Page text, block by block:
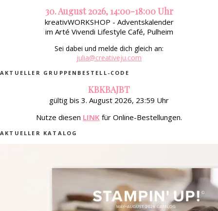
30. August 2026, 14:00-18:00 Uhr
kreativWORKSHOP - Adventskalender
im Arté Vivendi Lifestyle Café, Pulheim
Sei dabei und melde dich gleich an:
julia@creativeju.com
AKTUELLER GRUPPENBESTELL-CODE
KBKBAJBT
gültig bis 3. August 2026, 23:59 Uhr
Nutze diesen LINK für Online-Bestellungen.
AKTUELLER KATALOG